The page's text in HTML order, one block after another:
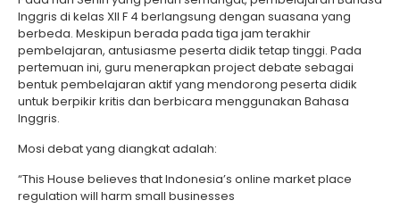
Inggris di kelas XII F 4 berlangsung dengan suasana yang
berbeda. Meskipun berada pada tiga jam terakhir
pembelajaran, antusiasme peserta didik tetap tinggi. Pada
pertemuan ini, guru menerapkan project debate sebagai
bentuk pembelajaran aktif yang mendorong peserta didik
untuk berpikir kritis dan berbicara menggunakan Bahasa
Inggris.
Mosi debat yang diangkat adalah:
“This House believes that Indonesia’s online market place
regulation will harm small businesses